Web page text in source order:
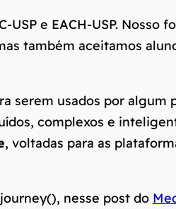
e EACH-USP. Nosso
também aceitamos
serem usados por algum
complexos e
, voltadas para as
nesse post do